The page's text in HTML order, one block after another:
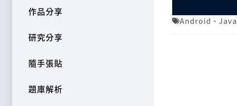
作品分享
研究分享
隨手張貼
題庫解析
Android 、 Java